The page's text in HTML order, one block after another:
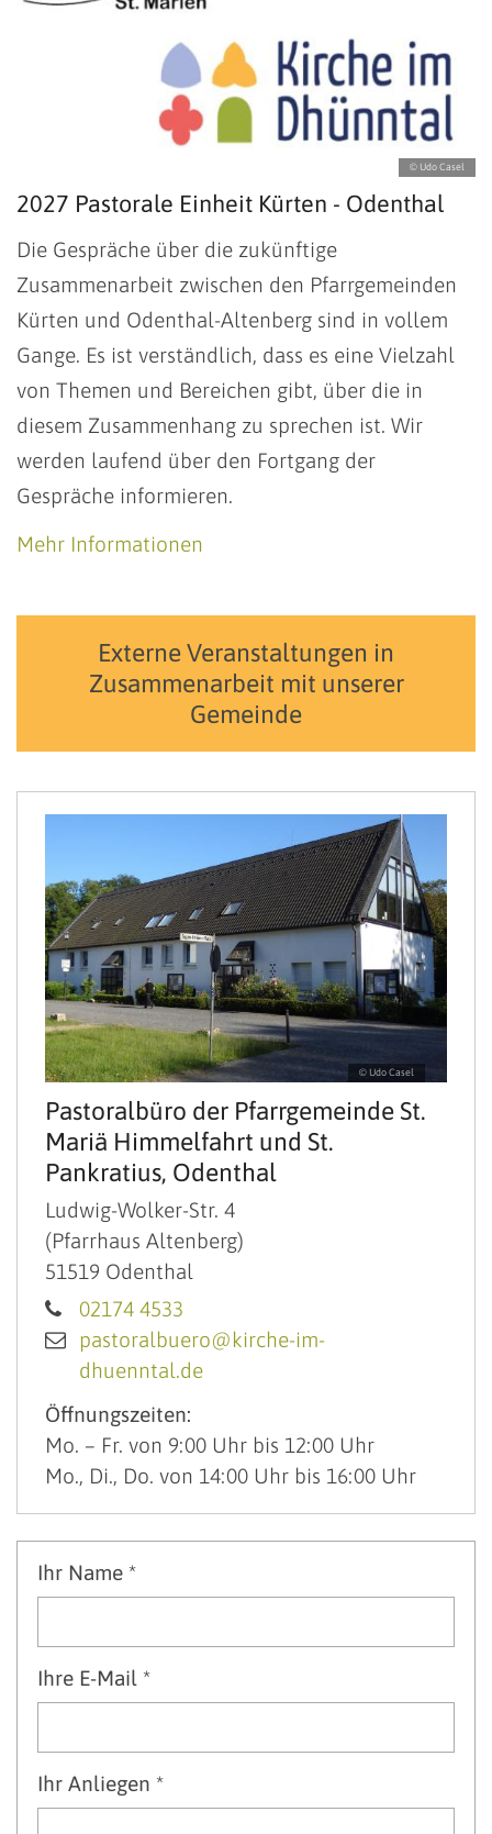
© Udo Casel
2027 Pastorale Einheit Kürten - Odenthal
Die Gespräche über die zukünftige
Zusammenarbeit zwischen den Pfarrgemeinden
Kürten und Odenthal-Altenberg sind in vollem
Gange. Es ist verständlich, dass es eine Vielzahl
von Themen und Bereichen gibt, über die in
diesem Zusammenhang zu sprechen ist. Wir
werden laufend über den Fortgang der
Gespräche informieren.
Mehr Informationen
Externe Veranstaltungen in
Zusammenarbeit mit unserer
Gemeinde
© Udo Casel
Pastoralbüro der Pfarrgemeinde St.
Mariä Himmelfahrt und St.
Pankratius, Odenthal
Ludwig-Wolker-Str. 4
(Pfarrhaus Altenberg)
51519 Odenthal
02174 4533
pastoralbuero@kirche-im-
dhuenntal.de
Öffnungszeiten:
Mo. – Fr. von 9:00 Uhr bis 12:00 Uhr
Mo., Di., Do. von 14:00 Uhr bis 16:00 Uhr
Ihr Name *
Ihre E-Mail *
Ihr Anliegen *